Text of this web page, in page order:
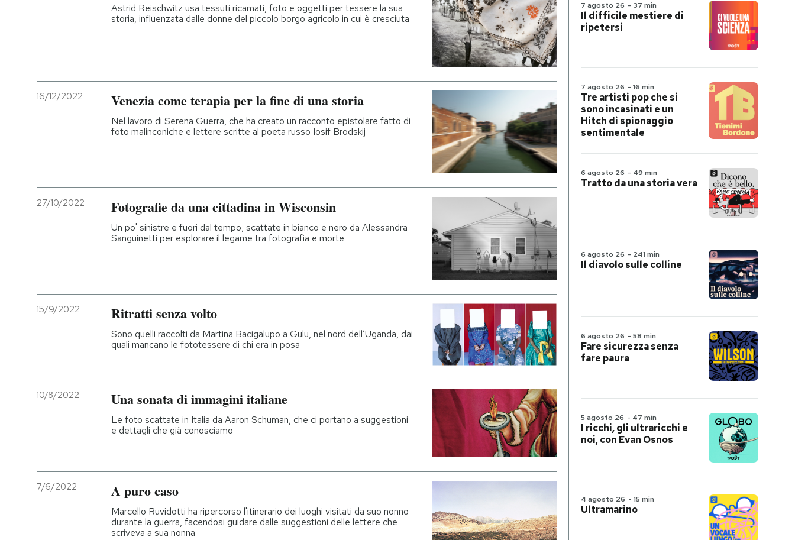
Astrid Reischwitz usa tessuti ricamati, foto e oggetti per tessere la sua
storia, influenzata dalle donne del piccolo borgo agricolo in cui è cresciuta
16/12/2022 Venezia come terapia per la fine di una storia
Nel lavoro di Serena Guerra, che ha creato un racconto epistolare fatto di
foto malinconiche e lettere scritte al poeta russo Iosif Brodskij
27/10/2022 Fotografie da una cittadina in Wisconsin
Un po' sinistre e fuori dal tempo, scattate in bianco e nero da Alessandra
Sanguinetti per esplorare il legame tra fotografia e morte
15/9/2022 Ritratti senza volto
Sono quelli raccolti da Martina Bacigalupo a Gulu, nel nord dell’Uganda, dai
quali mancano le fototessere di chi era in posa
10/8/2022 Una sonata di immagini italiane
Le foto scattate in Italia da Aaron Schuman, che ci portano a suggestioni
e dettagli che già conosciamo
7/6/2022 A puro caso
Marcello Ruvidotti ha ripercorso l'itinerario dei luoghi visitati da suo nonno
durante la guerra, facendosi guidare dalle suggestioni delle lettere che
scriveva a sua nonna
7 agosto 26 - 37 min
Il difficile mestiere di
ripetersi
7 agosto 26 - 16 min
Tre artisti pop che si
sono incasinati e un
Hitch di spionaggio
sentimentale
6 agosto 26 - 49 min
Tratto da una storia vera
6 agosto 26 - 241 min
Il diavolo sulle colline
6 agosto 26 - 58 min
Fare sicurezza senza
fare paura
5 agosto 26 - 47 min
I ricchi, gli ultraricchi e
noi, con Evan Osnos
4 agosto 26 - 15 min
Ultramarino